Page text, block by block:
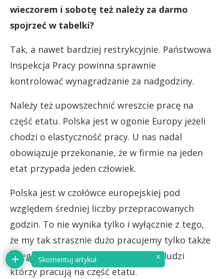
wieczorem i sobotę też należy za darmo
spojrzeć w tabelki?
Tak, a nawet bardziej restrykcyjnie. Państwowa
Inspekcja Pracy powinna sprawnie
kontrolować wynagradzanie za nadgodziny.
Należy też upowszechnić wreszcie pracę na
część etatu. Polska jest w ogonie Europy jeżeli
chodzi o elastyczność pracy. U nas nadal
obowiązuje przekonanie, że w firmie na jeden
etat przypada jeden człowiek.
Polska jest w czołówce europejskiej pod
względem średniej liczby przepracowanych
godzin. To nie wynika tylko i wyłącznie z tego,
że my tak strasznie dużo pracujemy tylko także
z tego, że mamy bardzo mały udział ludzi
którzy pracują na część etatu.